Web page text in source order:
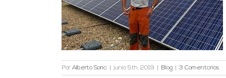
Por Alberto Soria junio 5th, 2019 Blog 3 Comentarios